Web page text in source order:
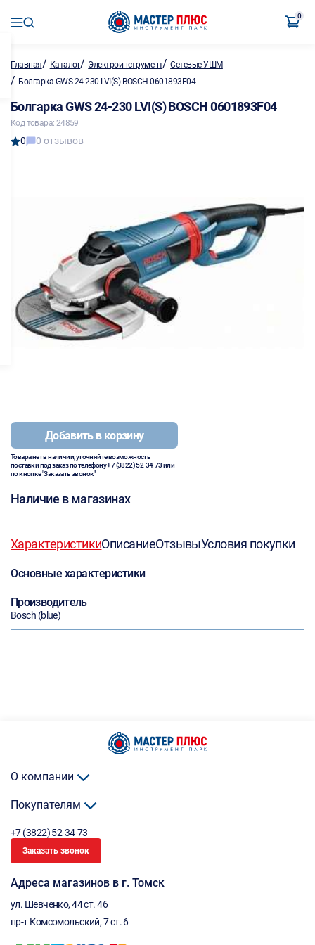
0
Главная/ Каталог/ Электроинструмент/Сетевые УШМ
/ Болгарка GWS 24-230 LVI(S) BOSCH 0601893F04
Болгарка GWS 24-230 LVI(S) BOSCH 0601893F04
Код товара: 24859
0 0 отзывов
Добавить в корзину
Товара нет в наличии, уточняйте возможность
поставки под заказ по телефону+7 (3822) 52-34-73или
по кнопке "Заказать звонок"
Наличие в магазинах
ХарактеристикиОписаниеОтзывыУсловия покупки
Основные характеристики
Производитель
Bosch (blue)
О компании
Покупателям
+7 (3822) 52-34-73
Заказать звонок
Адреса магазинов в г. Томск
ул. Шевченко, 44 ст. 46
пр-т Комсомольский, 7 ст. 6